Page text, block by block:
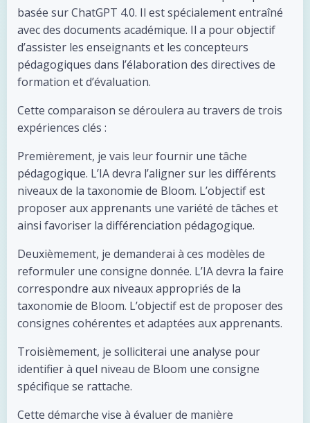
basée sur ChatGPT 4.0. Il est spécialement entraîné
avec des documents académique. Il a pour objectif
d’assister les enseignants et les concepteurs
pédagogiques dans l’élaboration des directives de
formation et d’évaluation.
Cette comparaison se déroulera au travers de trois
expériences clés :
Premièrement, je vais leur fournir une tâche
pédagogique. L’IA devra l’aligner sur les différents
niveaux de la taxonomie de Bloom. L’objectif est
proposer aux apprenants une variété de tâches et
ainsi favoriser la différenciation pédagogique.
Deuxièmement, je demanderai à ces modèles de
reformuler une consigne donnée. L’IA devra la faire
correspondre aux niveaux appropriés de la
taxonomie de Bloom. L’objectif est de proposer des
consignes cohérentes et adaptées aux apprenants.
Troisièmement, je solliciterai une analyse pour
identifier à quel niveau de Bloom une consigne
spécifique se rattache.
Cette démarche vise à évaluer de manière